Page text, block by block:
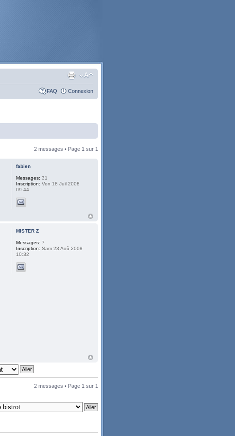
FAQ Connexion
2 messages • Page 1 sur 1
fabien
Messages: 31
Inscription: Ven 18 Juil 2008
09:44
MISTER Z
Messages: 7
Inscription: Sam 23 Aoû 2008
10:32
2 messages • Page 1 sur 1